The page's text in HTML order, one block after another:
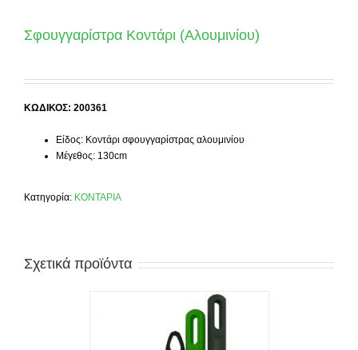
Σφουγγαρίστρα Κοντάρι (Αλουμινίου)
ΚΩΔΙΚΟΣ: 200361
Είδος: Κοντάρι σφουγγαρίστρας αλουμινίου
Μέγεθος: 130cm
Κατηγορία: ΚΟΝΤΑΡΙΑ
Σχετικά προϊόντα